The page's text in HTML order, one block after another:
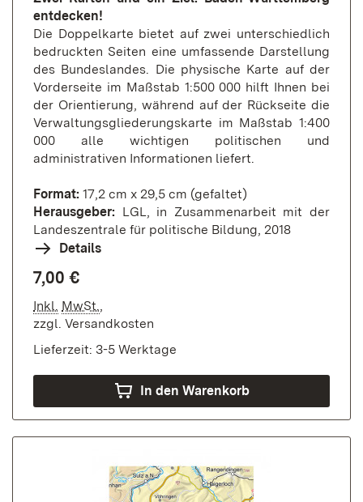
entdecken!
Die Doppelkarte bietet auf zwei unterschiedlich
bedruckten Seiten eine umfassende Darstellung
des Bundeslandes. Die physische Karte auf der
Vorderseite im Maßstab 1:500 000 hilft Ihnen bei
der Orientierung, während auf der Rückseite die
Verwaltungsgliederungskarte im Maßstab 1:400
000 alle wichtigen politischen und
administrativen Informationen liefert.
Format: 17,2 cm x 29,5 cm (gefaltet)
Herausgeber: LGL, in Zusammenarbeit mit der
Landeszentrale für politische Bildung, 2018
Details
7,00 €
Inkl. MwSt.,
zzgl. Versandkosten
Lieferzeit: 3-5 Werktage
In den Warenkorb